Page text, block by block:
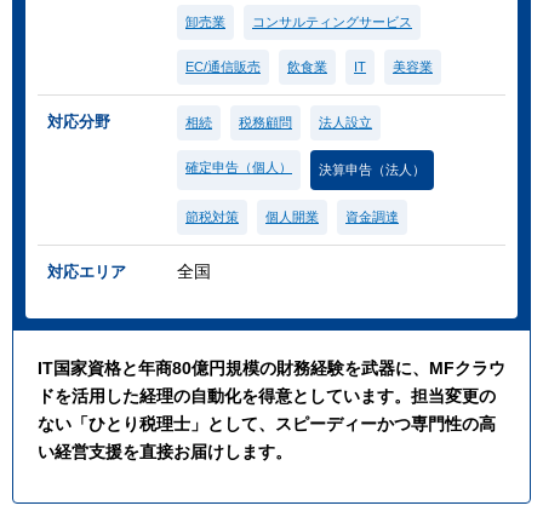
卸売業 コンサルティングサービス
EC/通信販売 飲食業 IT 美容業
対応分野 相続 税務顧問 法人設立
確定申告（個人） 決算申告（法人）
節税対策 個人開業 資金調達
対応エリア 全国
IT国家資格と年商80億円規模の財務経験を武器に、MFクラウ
ドを活用した経理の自動化を得意としています。担当変更の
ない「ひとり税理士」として、スピーディーかつ専門性の高
い経営支援を直接お届けします。